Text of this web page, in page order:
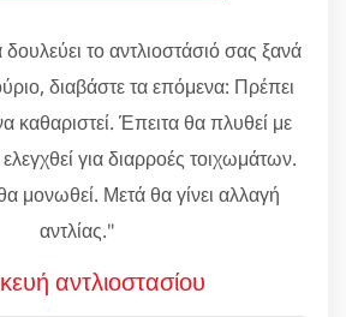
το αντλιοστάσιό σας ξανά
διαβάστε τα επόμενα: Πρέπει
καθαριστεί. Έπειτα θα πλυθεί με
για διαρροές τοιχωμάτων.
μονωθεί. Μετά θα γίνει αλλαγή
αντλίας."
αντλιοστασίου